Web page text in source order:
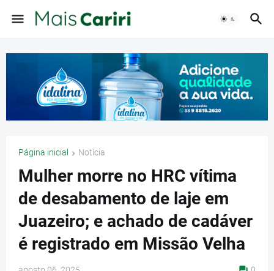
Página inicial Notícia
Mulher morre no HRC vítima
de desabamento de laje em
Juazeiro; e achado de cadáver
é registrado em Missão Velha